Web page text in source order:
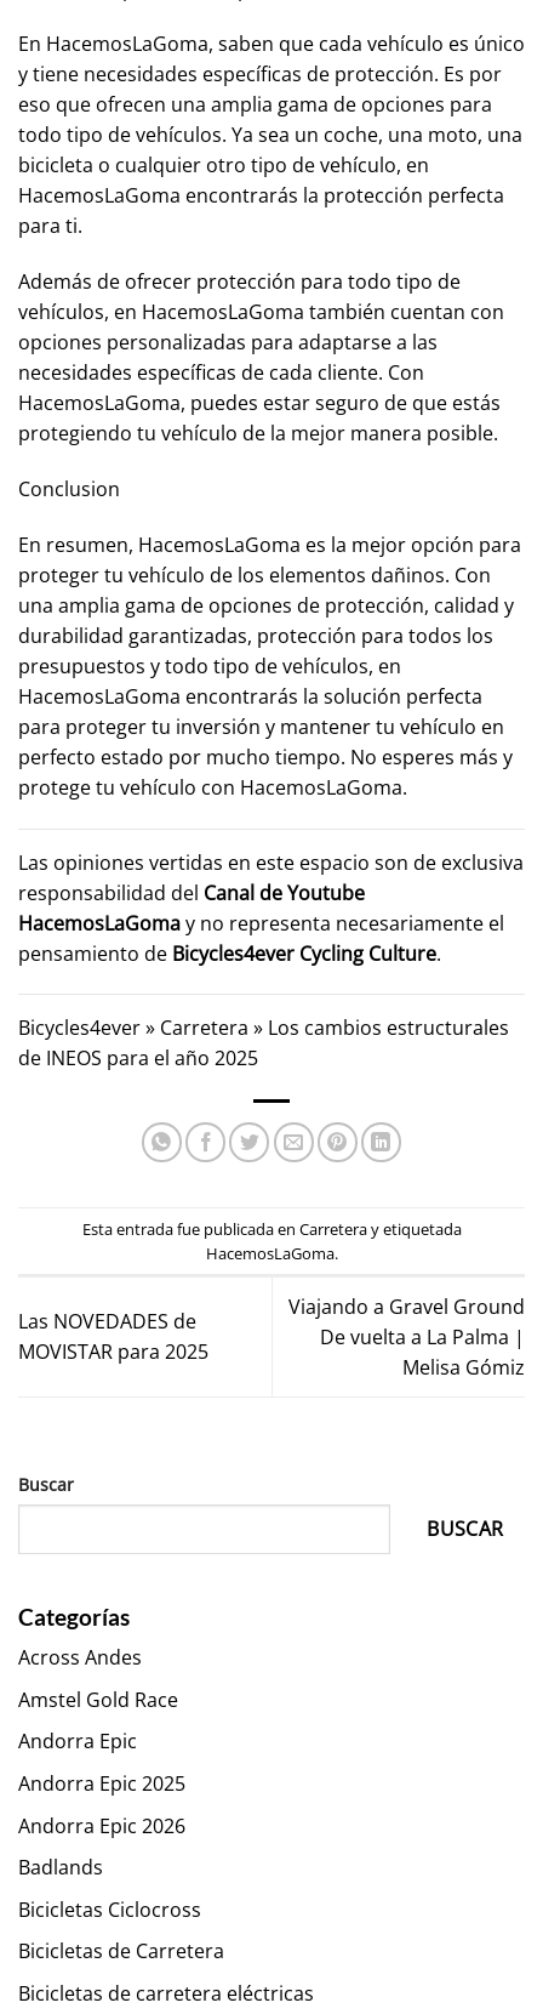
En HacemosLaGoma, saben que cada vehículo es único
y tiene necesidades específicas de protección. Es por
eso que ofrecen una amplia gama de opciones para
todo tipo de vehículos. Ya sea un coche, una moto, una
bicicleta o cualquier otro tipo de vehículo, en
HacemosLaGoma encontrarás la protección perfecta
para ti.
Además de ofrecer protección para todo tipo de
vehículos, en HacemosLaGoma también cuentan con
opciones personalizadas para adaptarse a las
necesidades específicas de cada cliente. Con
HacemosLaGoma, puedes estar seguro de que estás
protegiendo tu vehículo de la mejor manera posible.
Conclusion
En resumen, HacemosLaGoma es la mejor opción para
proteger tu vehículo de los elementos dañinos. Con
una amplia gama de opciones de protección, calidad y
durabilidad garantizadas, protección para todos los
presupuestos y todo tipo de vehículos, en
HacemosLaGoma encontrarás la solución perfecta
para proteger tu inversión y mantener tu vehículo en
perfecto estado por mucho tiempo. No esperes más y
protege tu vehículo con HacemosLaGoma.
Las opiniones vertidas en este espacio son de exclusiva
responsabilidad del Canal de Youtube
HacemosLaGomay no representa necesariamente el
pensamiento de Bicycles4ever Cycling Culture.
Bicycles4ever» Carretera » Los cambios estructurales
de INEOS para el año 2025
Esta entrada fue publicada en Carreteray etiquetada
HacemosLaGoma.
Las NOVEDADES de
MOVISTAR para 2025
Viajando a Gravel Ground
De vuelta a La Palma |
Melisa Gómiz
Buscar
BUSCAR
Categorías
Across Andes
Amstel Gold Race
Andorra Epic
Andorra Epic 2025
Andorra Epic 2026
Badlands
Bicicletas Ciclocross
Bicicletas de Carretera
Bicicletas de carretera eléctricas